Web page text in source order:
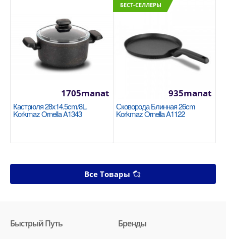
Кастрюля 28x14.5cm/8L.
Korkmaz Ornella A1343
1705manat
БЕСТ-СЕЛЛЕРЫ
Сковорода Блинная 26cm
Korkmaz Ornella A1122
935manat
Все Товары
Быстрый Путь Бренды